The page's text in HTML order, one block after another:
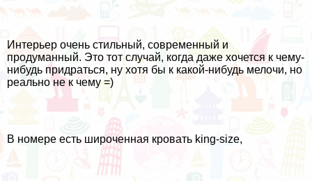
Интерьер очень стильный, современный и
продуманный. Это тот случай, когда даже хочется к чему-
нибудь придраться, ну хотя бы к какой-нибудь мелочи, но
реально не к чему =)
В номере есть широченная кровать king-size,